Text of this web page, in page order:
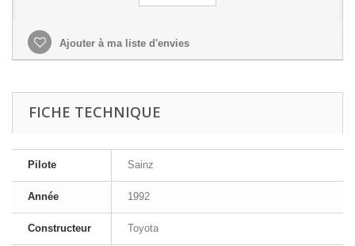
Ajouter à ma liste d'envies
FICHE TECHNIQUE
Pilote Sainz
Année 1992
Constructeur Toyota